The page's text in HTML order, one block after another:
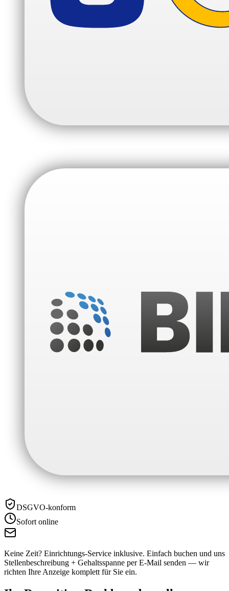
DSGVO-konform
Sofort online
Keine Zeit? Einrichtungs-Service inklusive. Einfach buchen und uns
Stellenbeschreibung + Gehaltsspanne per E-Mail senden — wir
richten Ihre Anzeige komplett für Sie ein.